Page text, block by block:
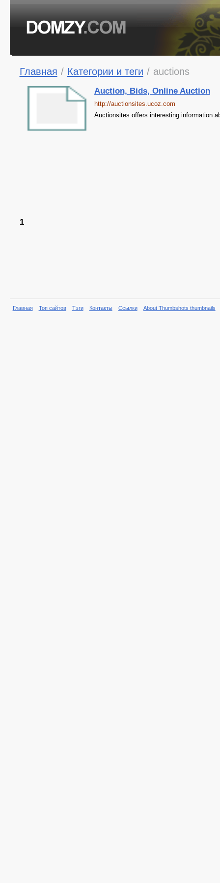
Главная / Категории и теги / auctions
Auction, Bids, Online Auction
http://auctionsites.ucoz.com
Auctionsites offers interesting information
1
Главная Топ сайтов Тэги Контакты Ссылки About Thumbshots thumbnails